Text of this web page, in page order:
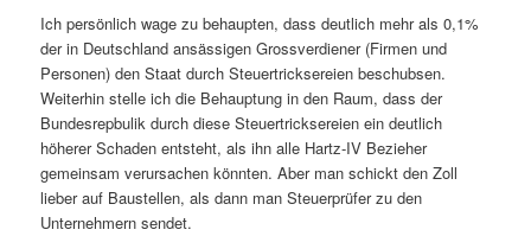
Ich persönlich wage zu behaupten, dass deutlich mehr als 0,1%
der in Deutschland ansässigen Grossverdiener (Firmen und
Personen) den Staat durch Steuertricksereien beschubsen.
Weiterhin stelle ich die Behauptung in den Raum, dass der
Bundesrepbulik durch diese Steuertricksereien ein deutlich
höherer Schaden entsteht, als ihn alle Hartz-IV Bezieher
gemeinsam verursachen könnten. Aber man schickt den Zoll
lieber auf Baustellen, als dann man Steuerprüfer zu den
Unternehmern sendet.